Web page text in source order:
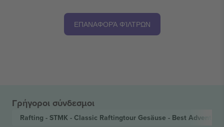
ΕΠΑΝΑΦΟΡΆ ΦΊΛΤΡΩΝ
Γρήγοροι σύνδεσμοι
Rafting - STMK - Classic Raftingtour Gesäuse - Best